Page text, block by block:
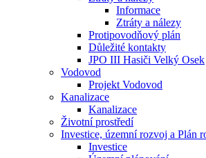
Informace
Ztráty a nálezy
Protipovodňový plán
Důležité kontakty
JPO III Hasiči Velký Osek
Vodovod
Projekt Vodovod
Kanalizace
Kanalizace
Životní prostředí
Investice, územní rozvoj a Plán
Investice